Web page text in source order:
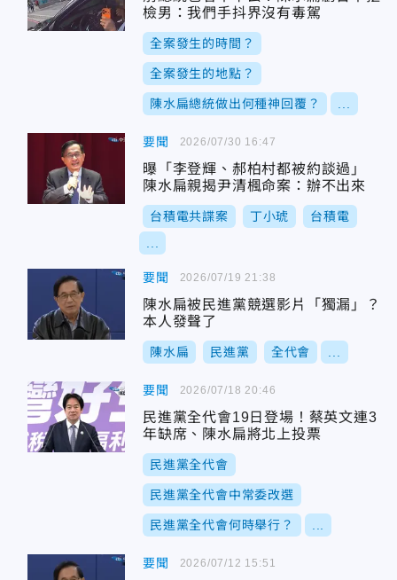
檢男：我們手抖界沒有毒駕
全案發生的時間？
全案發生的地點？
陳水扁總統做出何種神回覆？
要聞
曝「李登輝、郝柏村都被約談過」
陳水扁親揭尹清楓命案：辦不出來
台積電共諜案 丁小琥 台積電
2026/07/30 16:47
要聞
陳水扁被民進黨競選影片「獨漏」？
本人發聲了
陳水扁 民進黨 全代會
2026/07/19 21:38
要聞
民進黨全代會19日登場！蔡英文連3
年缺席、陳水扁將北上投票
民進黨全代會
民進黨全代會中常委改選
民進黨全代會何時舉行？
2026/07/18 20:46
要聞 2026/07/12 15:51